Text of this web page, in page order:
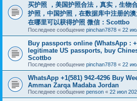
买护照 ，美国护照合法，真实，生物
护照，中国护照，在数据库中注册的
在哪里可以获得护照 微信：Scottbo
Последнее сообщение pinchan7878 « 22
Buy passports online (WhatsApp :
legitimate US passports, buy
Scottbo
Последнее сообщение pinchan7878 « 22
WhatsApp +1(581) 942-4296 Buy
Amman Zarqa Madaba Jordan
Последнее сообщение penson « 22 июл